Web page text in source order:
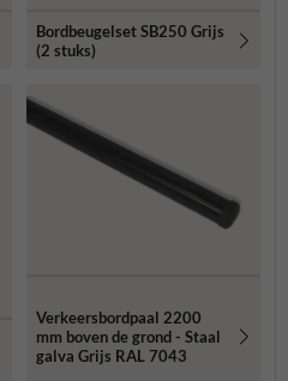
Bordbeugelset SB250 Grijs
(2 stuks)
Verkeersbordpaal 2200
mm boven de grond - Staal
galva Grijs RAL 7043